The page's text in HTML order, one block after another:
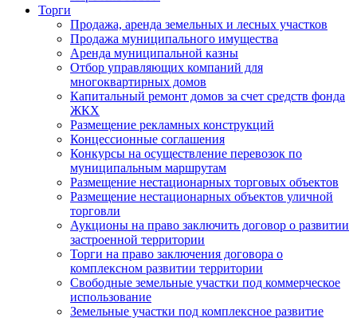
Торги
Продажа, аренда земельных и лесных участков
Продажа муниципального имущества
Аренда муниципальной казны
Отбор управляющих компаний для
многоквартирных домов
Капитальный ремонт домов за счет средств фонда
ЖКХ
Размещение рекламных конструкций
Концессионные соглашения
Конкурсы на осуществление перевозок по
муниципальным маршрутам
Размещение нестационарных торговых объектов
Размещение нестационарных объектов уличной
торговли
Аукционы на право заключить договор о развитии
застроенной территории
Торги на право заключения договора о
комплексном развитии территории
Свободные земельные участки под коммерческое
использование
Земельные участки под комплексное развитие